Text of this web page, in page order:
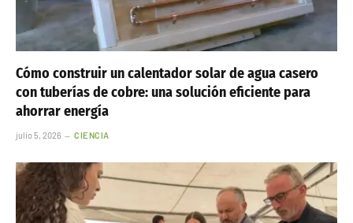
Cómo construir un calentador solar de agua casero
con tuberías de cobre: una solución eficiente para
ahorrar energía
julio 5, 2026 CIENCIA